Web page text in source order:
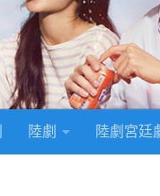
陸劇 陸劇宮廷